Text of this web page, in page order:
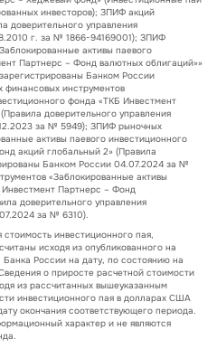
инвесторов); ЗПИФ акций
доверительного управления
г. за № 1866-94169001); ЗПИФ
активы паевого
Партнерс – Фонд валютных облигаций»»
Банком России
инструментов
фонда «ТКБ Инвестмент
доверительного управления
за № 5949); ЗПИФ рыночных
активы паевого инвестиционного
акций глобальный 2» (Правила
Банком России 04.07.2024 за №
«Заблокированные активы
Партнерс – Фонд
доверительного управления
за № 6310).
стоимость инвестиционного пая,
исходя из опубликованного на
Банка России на дату, по состоянию на
о приросте расчетной стоимости
из рассчитанных вышеуказанным
инвестиционного пая в долларах США
окончания соответствующего периода.
характер и не являются